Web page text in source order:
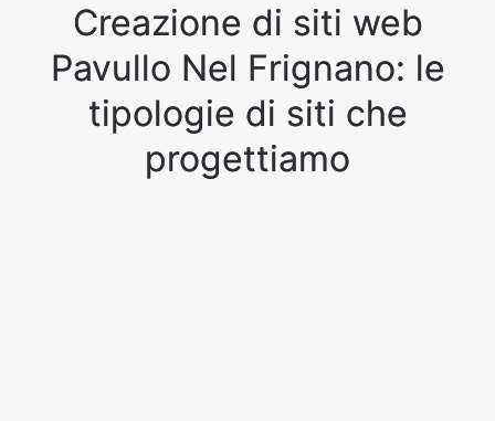
Creazione di siti web
Pavullo Nel Frignano: le
tipologie di siti che
progettiamo